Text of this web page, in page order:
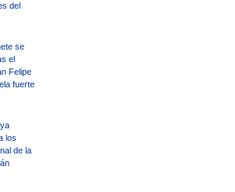
del
se
el
Felipe
fuerte
los
de la